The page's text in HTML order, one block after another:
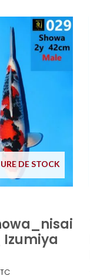
DE STOCK